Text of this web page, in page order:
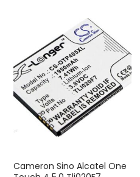
Cameron Sino Alcatel One